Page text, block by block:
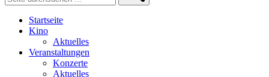
Startseite
Kino
Aktuelles
Veranstaltungen
Konzerte
Aktuelles